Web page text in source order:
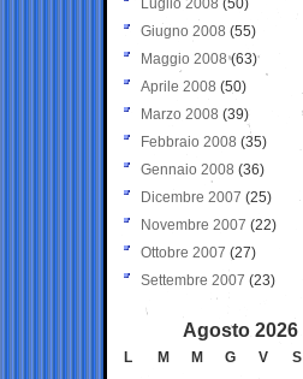
Luglio 2008 (50)
Giugno 2008 (55)
Maggio 2008(63)
Aprile 2008 (50)
Marzo 2008 (39)
Febbraio 2008 (35)
Gennaio 2008 (36)
Dicembre 2007 (25)
Novembre 2007 (22)
Ottobre 2007 (27)
Settembre 2007 (23)
Agosto 2026
L M M G V S